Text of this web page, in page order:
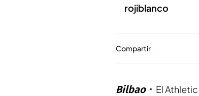
rojiblanco
Compartir
Bilbao El